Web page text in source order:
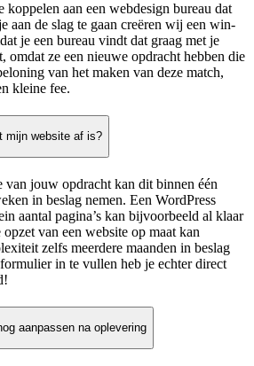
aan een webdesign bureau dat
aan de slag te gaan creëren wij een win-
je een bureau vindt dat graag met je
omdat ze een nieuwe opdracht hebben die
van het maken van deze match,
kleine fee.
mijn website af is?
jouw opdracht kan dit binnen één
in beslag nemen. Een WordPress
aantal pagina’s kan bijvoorbeeld al klaar
van een website op maat kan
zelfs meerdere maanden in beslag
in te vullen heb je echter direct
aanpassen na oplevering